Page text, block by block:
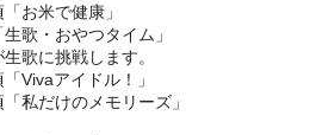
お米で健康」
歌・おやつタイム」
歌に挑戦します。
Vivaアイドル！」
私だけのメモリーズ」